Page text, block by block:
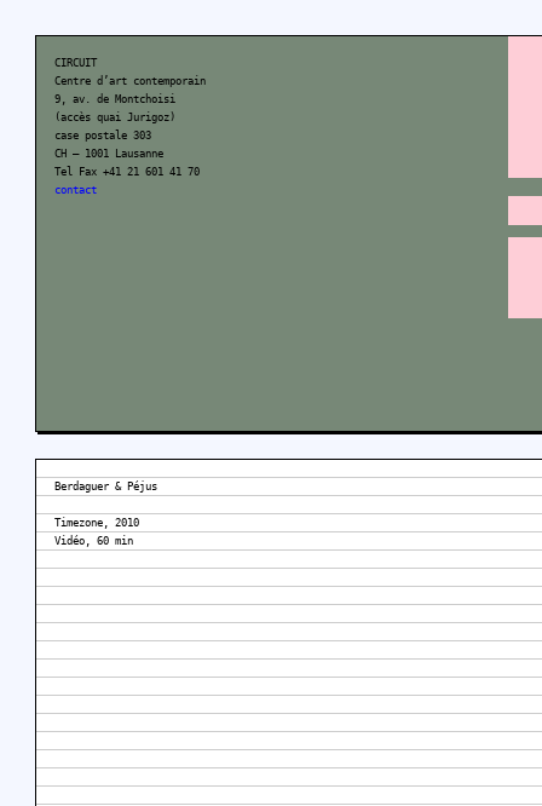
CIRCUIT
Centre d’art contemporain
9, av. de Montchoisi
(accès quai Jurigoz)
case postale 303
CH – 1001 Lausanne
Tel Fax +41 21 601 41 70
contact
Berdaguer & Péjus
Timezone, 2010
Vidéo, 60 min